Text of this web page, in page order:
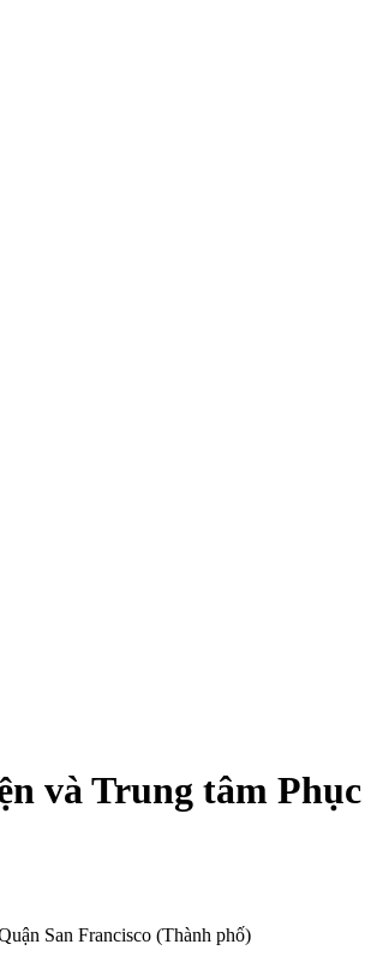
và Trung tâm
San Francisco (Thành phố)